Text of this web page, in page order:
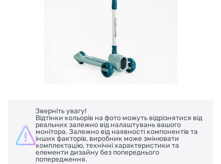
Зверніть увагу!
Відтінки кольорів на фото можуть відрізнятися від
реальних залежно від налаштувань вашого
монітора. Залежно від наявності компонентів та
інших факторів, виробник може змінювати
комплектацію, технічні характеристики та
елементи дизайну без попереднього
попередження.